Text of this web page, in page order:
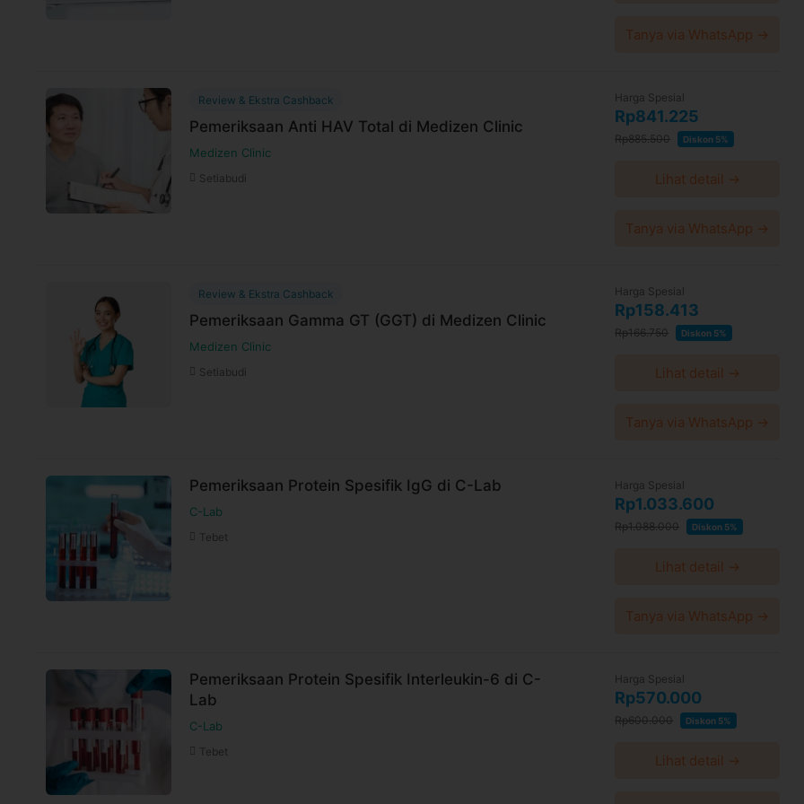
Tanya via WhatsApp →
Review & Ekstra Cashback
Pemeriksaan Anti HAV Total di Medizen Clinic
Medizen Clinic
Setiabudi
Harga Spesial
Rp841.225
Rp885.500 Diskon 5%
Lihat detail →
Tanya via WhatsApp →
Review & Ekstra Cashback
Pemeriksaan Gamma GT (GGT) di Medizen Clinic
Medizen Clinic
Setiabudi
Harga Spesial
Rp158.413
Rp166.750 Diskon 5%
Lihat detail →
Tanya via WhatsApp →
Pemeriksaan Protein Spesifik IgG di C-Lab
C-Lab
Tebet
Harga Spesial
Rp1.033.600
Rp1.088.000 Diskon 5%
Lihat detail →
Tanya via WhatsApp →
Pemeriksaan Protein Spesifik Interleukin-6 di C-
Lab
C-Lab
Tebet
Harga Spesial
Rp570.000
Rp600.000 Diskon 5%
Lihat detail →